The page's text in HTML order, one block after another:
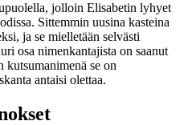
jolloin Elisabetin lyhyet
Sittemmin uusina kasteina
ja se mielletään selvästi
osa nimenkantajista on saanut
kutsumanimenä se on
antaisi olettaa.